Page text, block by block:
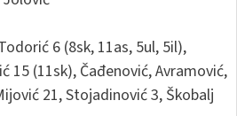
6 (8sk, 11as, 5ul, 5il),
15 (11sk), Čađenović, Avramović,
21, Stojadinović 3, Škobalj